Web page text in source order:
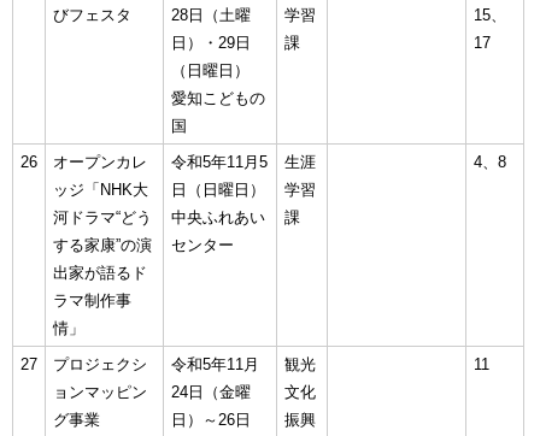
びフェスタ
28日（土曜
日）・29日
（日曜日）
愛知こどもの
国
学習
課
15、
17
26
オープンカレ
ッジ「NHK大
河ドラマ“どう
する家康”の演
出家が語るド
ラマ制作事
情」
令和5年11月5
日（日曜日）
中央ふれあい
センター
生涯
学習
課
4、8
27
プロジェクシ
ョンマッピン
グ事業
令和5年11月
24日（金曜
日）～26日
観光
文化
振興
11